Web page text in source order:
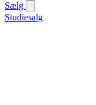
Sælg
Studiesalg